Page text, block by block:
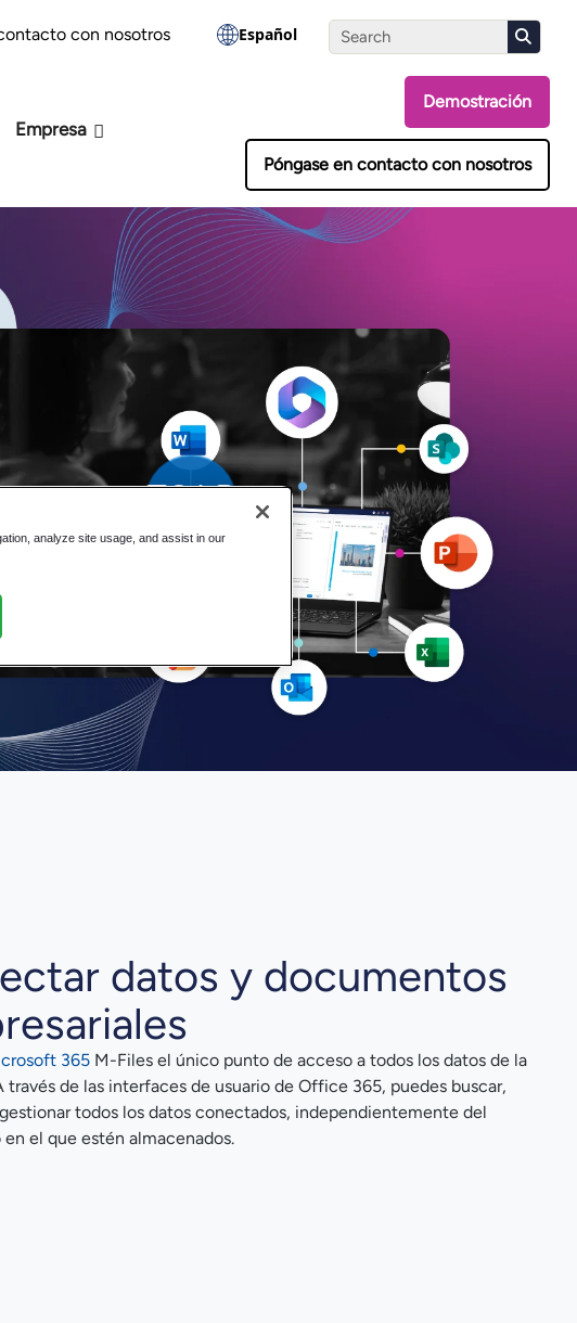
con nosotros Español
Empresa
Demostración
Póngase en contacto con nosotros
datos y documentos
365 M-Files el único punto de acceso a todos los datos de la
través de las interfaces de usuario de Office 365, puedes buscar,
todos los datos conectados, independientemente del
el que estén almacenados.
Realiza la evaluación
analyze site usage, and assist in our